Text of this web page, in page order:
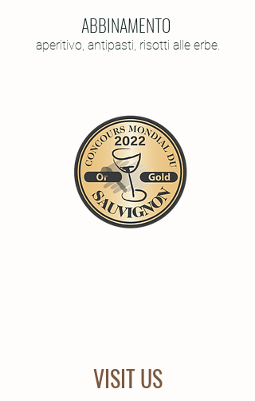
ABBINAMENTO
aperitivo, antipasti, risotti alle erbe.
VISIT US